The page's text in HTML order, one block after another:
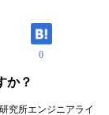
0
か？
究所エンジニアライ